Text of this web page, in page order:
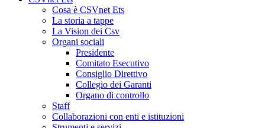
Cosa è CSVnet Ets
La storia a tappe
La Vision dei Csv
Organi sociali
Presidente
Comitato Esecutivo
Consiglio Direttivo
Collegio dei Garanti
Organo di controllo
Staff
Collaborazioni con enti e istituzioni